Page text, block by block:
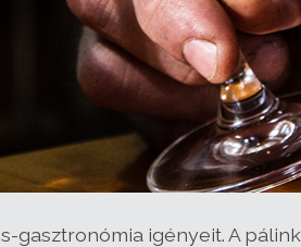
gasztronómia igényeit. A